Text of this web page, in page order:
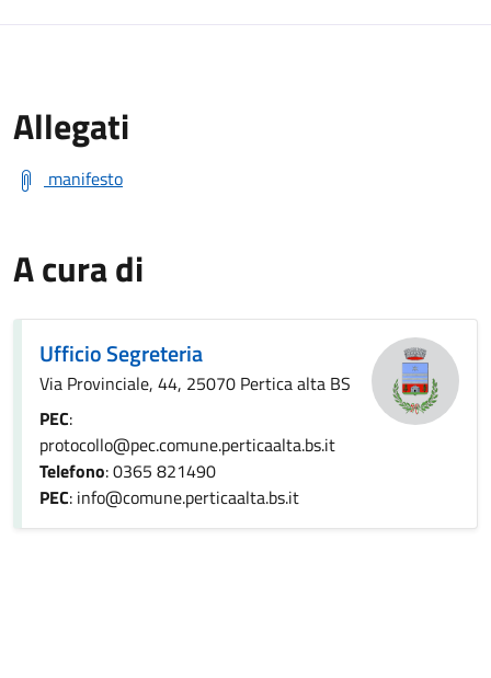
Allegati
manifesto
A cura di
Ufficio Segreteria
Via Provinciale, 44, 25070 Pertica alta BS
PEC:
protocollo@pec.comune.perticaalta.bs.it
Telefono: 0365 821490
PEC: info@comune.perticaalta.bs.it